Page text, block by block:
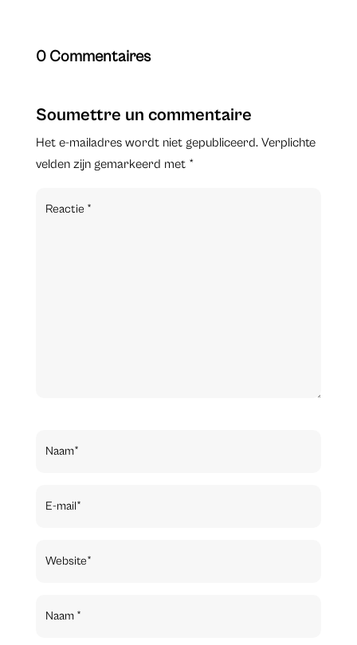
0 Commentaires
Soumettre un commentaire
Het e-mailadres wordt niet gepubliceerd. Verplichte
velden zijn gemarkeerd met *